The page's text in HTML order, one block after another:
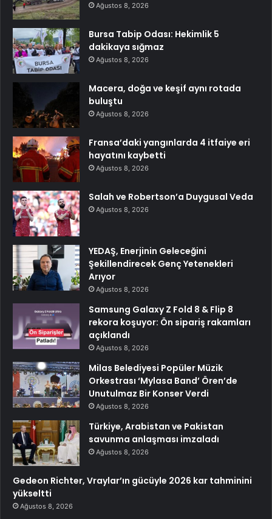
Ağustos 8, 2026
Bursa Tabip Odası: Hekimlik 5
dakikaya sığmaz
Ağustos 8, 2026
Macera, doğa ve keşif aynı rotada
buluştu
Ağustos 8, 2026
Fransa’daki yangınlarda 4 itfaiye eri
hayatını kaybetti
Ağustos 8, 2026
Salah ve Robertson’a Duygusal Veda
Ağustos 8, 2026
YEDAŞ, Enerjinin Geleceğini
Şekillendirecek Genç Yetenekleri
Arıyor
Ağustos 8, 2026
Samsung Galaxy Z Fold 8 & Flip 8
rekora koşuyor: Ön sipariş rakamları
açıklandı
Ağustos 8, 2026
Milas Belediyesi Popüler Müzik
Orkestrası ‘Mylasa Band’ Ören’de
Unutulmaz Bir Konser Verdi
Ağustos 8, 2026
Türkiye, Arabistan ve Pakistan
savunma anlaşması imzaladı
Ağustos 8, 2026
Gedeon Richter, Vraylar’ın gücüyle 2026 kar tahminini
yükseltti
Ağustos 8, 2026